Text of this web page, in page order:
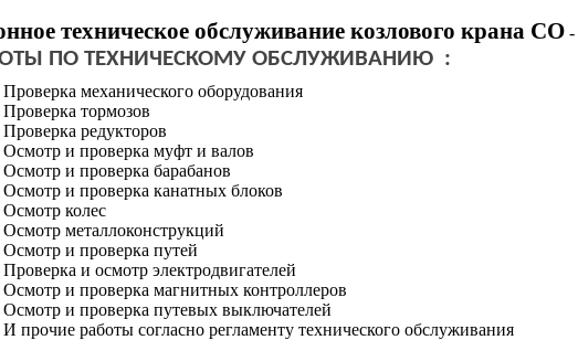
техническое обслуживание козлового крана СО -
ПО ТЕХНИЧЕСКОМУ ОБСЛУЖИВАНИЮ :
Проверка механического оборудования
Проверка тормозов
Проверка редукторов
Осмотр и проверка муфт и валов
Осмотр и проверка барабанов
Осмотр и проверка канатных блоков
Осмотр колес
Осмотр металлоконструкций
Осмотр и проверка путей
Проверка и осмотр электродвигателей
Осмотр и проверка магнитных контроллеров
Осмотр и проверка путевых выключателей
И прочие работы согласно регламенту технического обслуживания